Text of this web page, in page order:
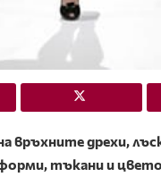
връхните дрехи,
тъкани и